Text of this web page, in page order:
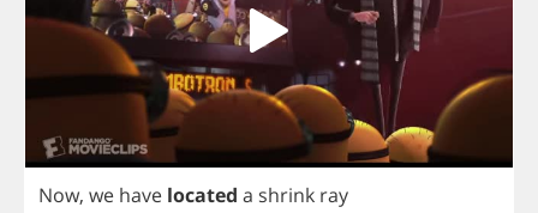
Now, we have located a shrink ray